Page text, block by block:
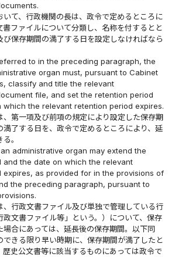
いて、行政機関の長は、政令で定めるところに
書ファイルについて分類し、名称を付するとと
び保存期間の満了する日を設定しなければなら
to in the preceding paragraph, the
organ must, pursuant to Cabinet
classify and title the relevant
file, and set the retention period
which the relevant retention period expires.
、第一項及び前項の規定により設定した保存期
満了する日を、政令で定めるところにより、延
。
administrative organ may extend the
and the date on which the relevant
expires, as provided for in the provisions of
the preceding paragraph, pursuant to
、行政文書ファイル及び単独で管理している行
政文書ファイル等」という。）について、保存
場合にあっては、延長後の保存期間。以下同
できる限り早い時期に、保存期間が満了したと
歴史公文書等に該当するものにあっては政令で